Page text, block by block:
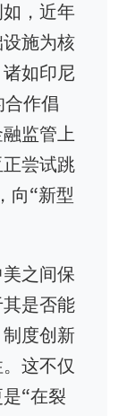
，近年
施为核
如印尼
作倡
监管上
尝试跳
向“新型
之间保
是否能
度创新
这不仅
“在裂